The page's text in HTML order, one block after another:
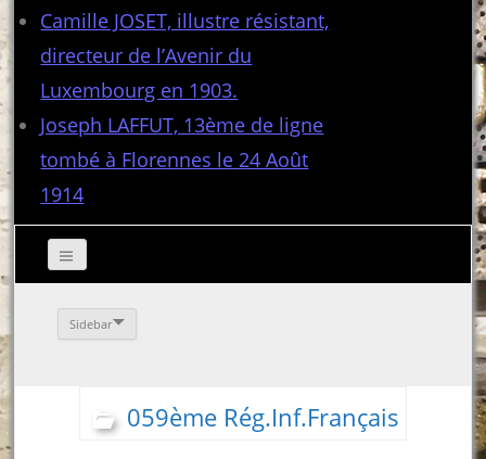
Camille JOSET, illustre résistant,
directeur de l’Avenir du
Luxembourg en 1903.
Joseph LAFFUT, 13ème de ligne
tombé à Florennes le 24 Août
1914
Sidebar
059ème Rég.Inf.Français